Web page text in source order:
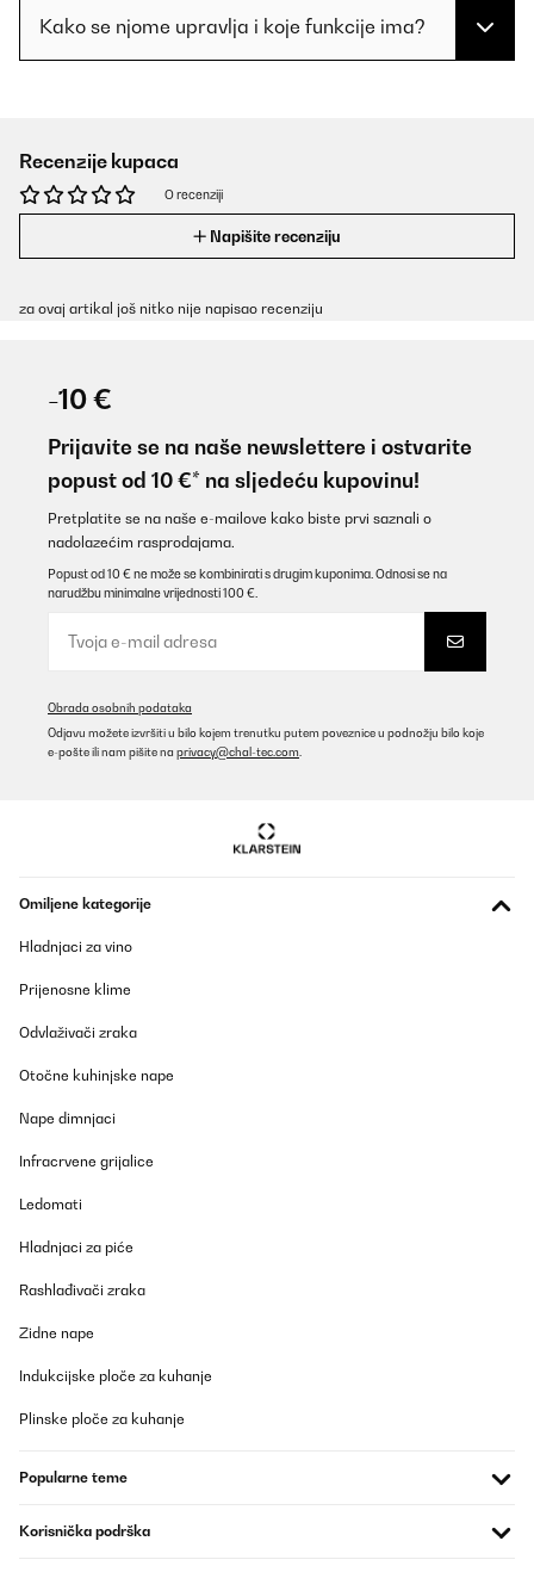
Kako se njome upravlja i koje funkcije ima?
Recenzije kupaca
O recenziji
Napišite recenziju
za ovaj artikal još nitko nije napisao recenziju
-10 €
Prijavite se na naše newslettere i ostvarite
popust od 10 €* na sljedeću kupovinu!
Pretplatite se na naše e-mailove kako biste prvi saznali o
nadolazećim rasprodajama.
Popust od 10 € ne može se kombinirati s drugim kuponima. Odnosi se na
narudžbu minimalne vrijednosti 100 €.
Obrada osobnih podataka
Odjavu možete izvršiti u bilo kojem trenutku putem poveznice u podnožju bilo koje
e-pošte ili nam pišite na privacy@chal-tec.com
Omiljene kategorije
Hladnjaci za vino
Prijenosne klime
Odvlaživači zraka
Otočne kuhinjske nape
Nape dimnjaci
Infracrvene grijalice
Ledomati
Hladnjaci za piće
Rashlađivači zraka
Zidne nape
Indukcijske ploče za kuhanje
Plinske ploče za kuhanje
Popularne teme
Korisnička podrška